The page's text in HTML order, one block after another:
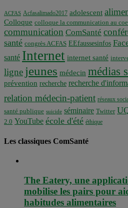
ACFAS Acfasalimado2017 adolescent
Colloque colloque la communication au
communication ComSanté
santé congrès ACFAS EEfaussesinfos
santé Internet internet santé
ligne jeunes médecin médias
prévention recherche recherche
relation médecin-patient réseaux
santé publique suicide séminaire Twitter
2.0 YouTube école d'été éthique
Les classiques ComSanté
The Eatery, une
mobilise les pairs pour
habitudes alimentaires